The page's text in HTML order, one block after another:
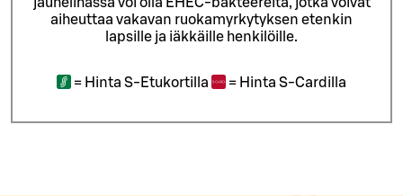
aiheuttaa vakavan ruokamyrkytyksen etenkin
lapsille ja iäkkäille henkilöille.
= Hinta S-Etukortilla = Hinta S-Cardilla